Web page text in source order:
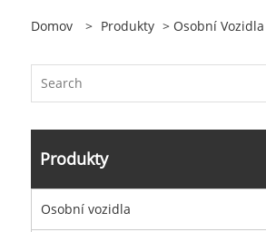
Domov > Produkty > Osobní Vozidla
Produkty
Osobní vozidla